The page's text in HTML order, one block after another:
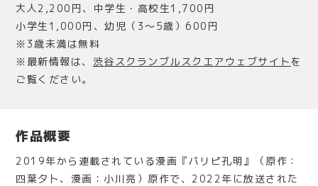
大人2,200円、中学生・高校生1,700円
小学生1,000円、幼児（3〜5歳）600円
※3歳未満は無料
※最新情報は、 渋谷スクランブルスクエアウェブサイト を
ご覧ください。
作品概要
2019年から連載されている漫画『パリピ孔明』（原作：
四葉夕卜、漫画：小川亮）原作で、2022年に放送された